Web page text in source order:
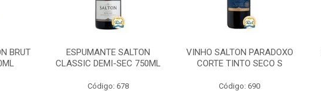
BRUT
ESPUMANTE SALTON
CLASSIC DEMI-SEC 750ML
Código: 678
VINHO SALTON PARADOXO
CORTE TINTO SECO S
Código: 690